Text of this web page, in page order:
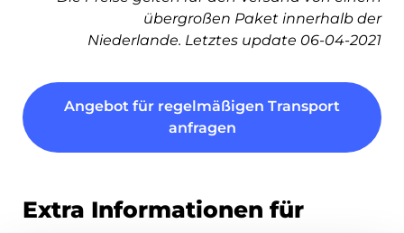
übergroßen Paket innerhalb der
Niederlande. Letztes update 06-04-2021
Angebot für regelmäßigen Transport
anfragen
Extra Informationen für